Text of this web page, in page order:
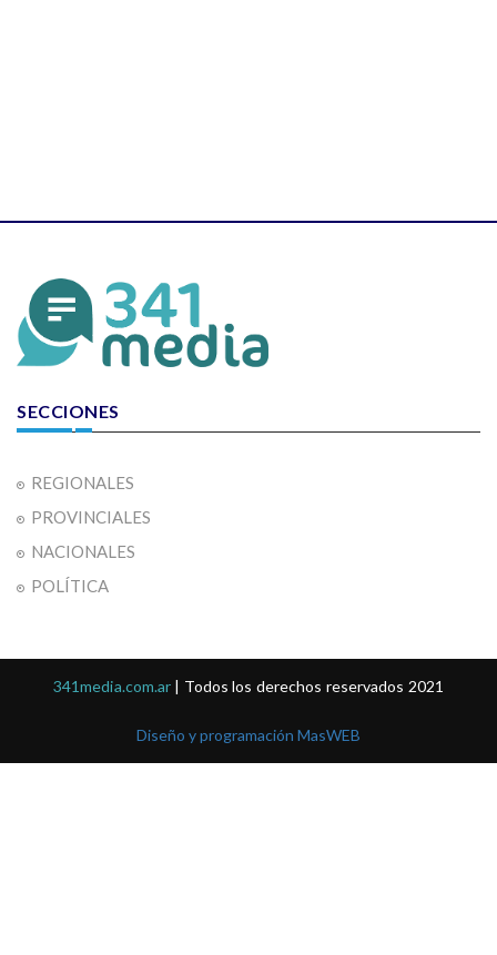
SECCIONES
REGIONALES
PROVINCIALES
NACIONALES
POLÍTICA
341media.com.ar | Todos los derechos reservados 2021
Diseño y programación MasWEB